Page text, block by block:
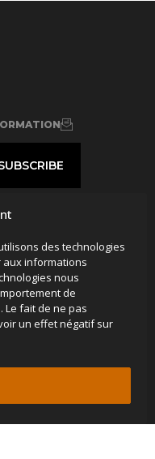
des technologies
aux informations
nous
de
Le fait de ne pas
un effet négatif sur